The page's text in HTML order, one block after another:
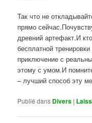
Так что не
прямо
древний артефакт.И
бесплатной
приключение с
этому с умом.И
– лучший способ эту
Publié dans Divers |